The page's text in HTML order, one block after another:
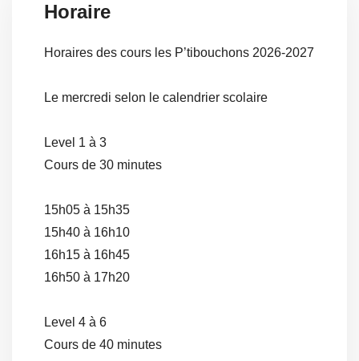
Horaire
Horaires des cours les P’tibouchons 2026-2027
Le mercredi selon le calendrier scolaire
Level 1 à 3
Cours de 30 minutes
15h05 à 15h35
15h40 à 16h10
16h15 à 16h45
16h50 à 17h20
Level 4 à 6
Cours de 40 minutes